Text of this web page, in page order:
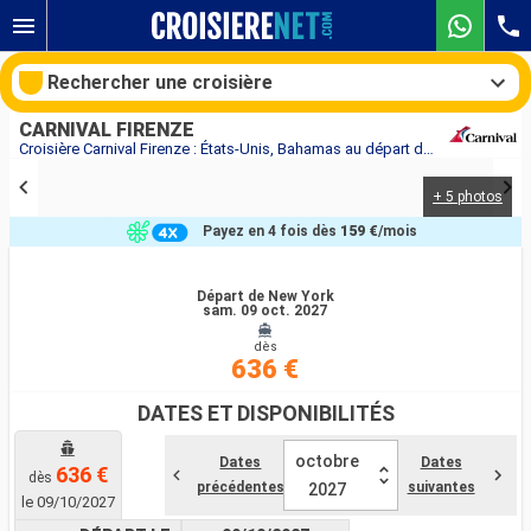
Croisière Carnival Firenze : États-Unis, Bahamas au départ de New York
CARNIVAL FIRENZE
+ 5 photos
Départ de New York
sam. 09 oct. 2027
dès
636 €
Payez en 4 fois dès 159 €/mois
DATES ET DISPONIBILITÉS
dès 636 €
le 09/10/2027
Dates
précédentes
octobre
2027
Dates
suivantes
Rechercher une croisière
Nos destinations
Compagnies
Rechercher